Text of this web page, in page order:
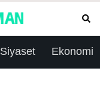
Siyaset Ekonomi